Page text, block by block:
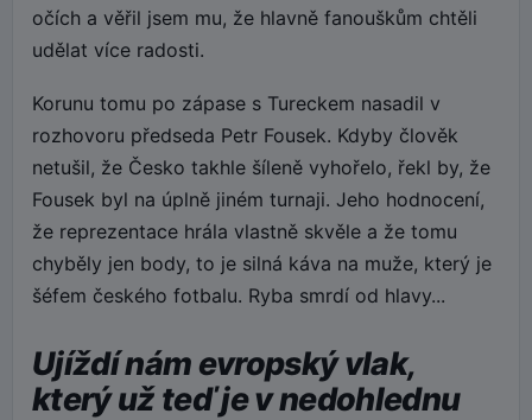
očích a věřil jsem mu, že hlavně fanouškům chtěli
udělat více radosti.
Korunu tomu po zápase s Tureckem nasadil v
rozhovoru předseda Petr Fousek. Kdyby člověk
netušil, že Česko takhle šíleně vyhořelo, řekl by, že
Fousek byl na úplně jiném turnaji. Jeho hodnocení,
že reprezentace hrála vlastně skvěle a že tomu
chyběly jen body, to je silná káva na muže, který je
šéfem českého fotbalu. Ryba smrdí od hlavy...
Ujíždí nám evropský vlak,
který už teď je v nedohlednu